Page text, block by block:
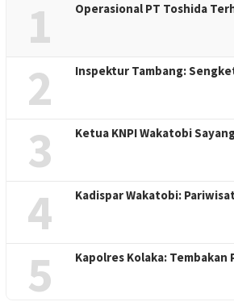
1 Operasional PT Toshida
2 Inspektur Tambang:
3 Ketua KNPI Wakatobi
4 Kadispar Wakatobi:
5 Kapolres Kolaka: